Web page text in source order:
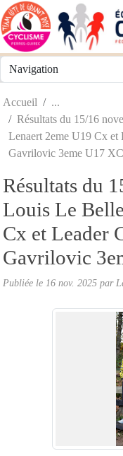
Accueil
Résultats du 15/16
Lenaert 2eme U19 Cx
Gavrilovic 3eme U17
Résultats du
Louis Le
Cx et Leader
Gavrilovic
Publiée le 16 nov. 2025 par
Panneau de gestion des